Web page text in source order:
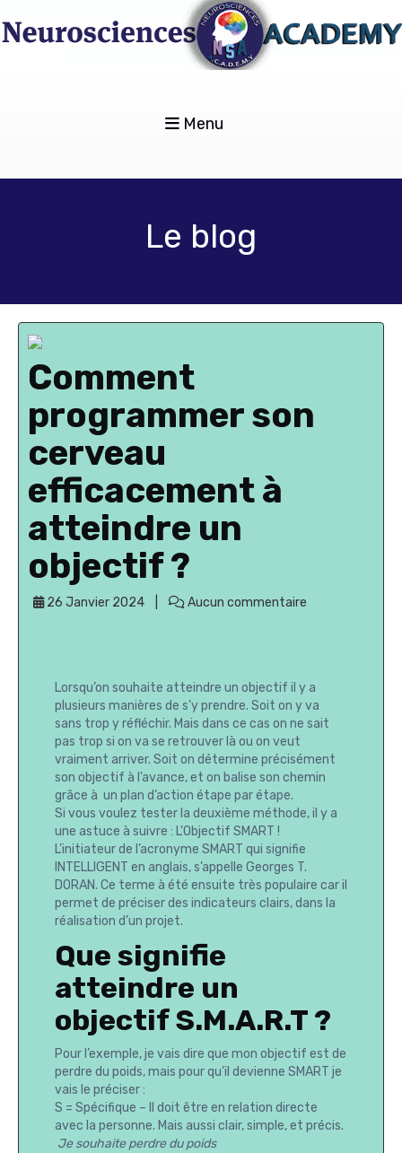
Menu
Le blog
Comment
programmer son
cerveau
efficacement à
atteindre un
objectif ?
26 Janvier 2024 Aucun commentaire
Lorsqu’on souhaite atteindre un objectif il y a
plusieurs manières de s’y prendre. Soit on y va
sans trop y réfléchir. Mais dans ce cas on ne sait
pas trop si on va se retrouver là ou on veut
vraiment arriver. Soit on détermine précisément
son objectif à l’avance, et on balise son chemin
grâce à un plan d’action étape par étape.
Si vous voulez tester la deuxième méthode, il y a
une astuce à suivre : L’Objectif SMART !
L’initiateur de l’acronyme SMART qui signifie
INTELLIGENT en anglais, s’appelle Georges T.
DORAN. Ce terme à été ensuite très populaire car il
permet de préciser des indicateurs clairs, dans la
réalisation d’un projet.
Que signifie
atteindre un
objectif S.M.A.R.T ?
Pour l’exemple, je vais dire que mon objectif est de
perdre du poids, mais pour qu’il devienne SMART je
vais le préciser :
S = Spécifique – Il doit être en relation directe
avec la personne. Mais aussi clair, simple, et précis.
Je souhaite perdre du poids